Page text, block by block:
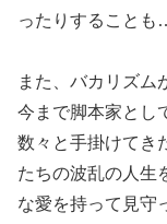
ったりすること
また、バカリズム
今まで脚本家とし
数々と手掛けてき
たちの波乱の人生
な愛を持って見守